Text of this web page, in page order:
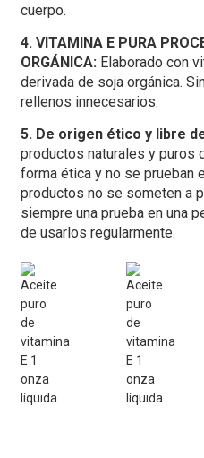
cuerpo.
4. VITAMINA E PURA
ORGÁNICA: Elaborado con
derivada de soja orgánica.
rellenos innecesarios.
5. De origen ético y libre
productos naturales y puros
forma ética y no se prueban
productos no se someten a
siempre una prueba en una
de usarlos regularmente.